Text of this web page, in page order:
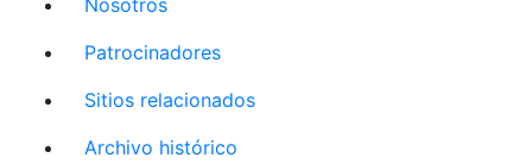
Patrocinadores
Sitios relacionados
Archivo histórico